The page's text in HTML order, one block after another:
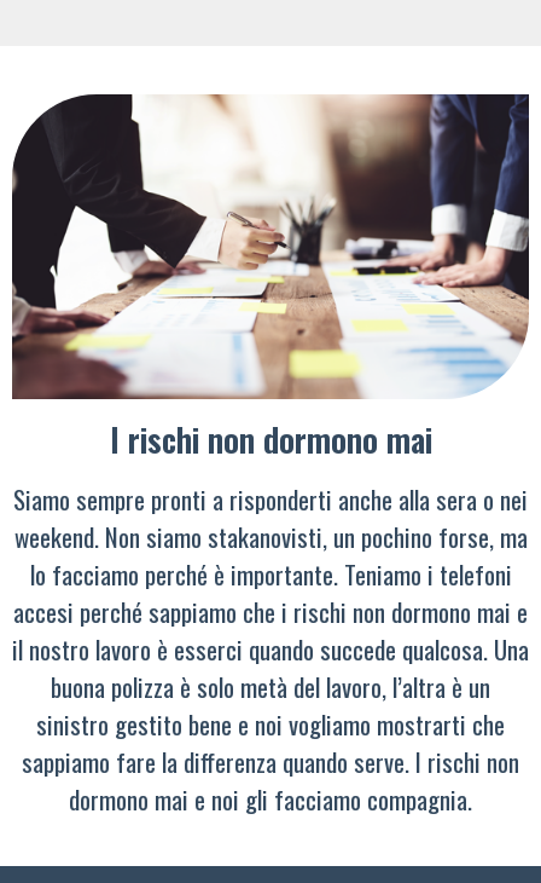
I rischi non dormono mai
Siamo sempre pronti a risponderti anche alla sera o nei
weekend. Non siamo stakanovisti, un pochino forse, ma
lo facciamo perché è importante. Teniamo i telefoni
accesi perché sappiamo che i rischi non dormono mai e
il nostro lavoro è esserci quando succede qualcosa. Una
buona polizza è solo metà del lavoro, l’altra è un
sinistro gestito bene e noi vogliamo mostrarti che
sappiamo fare la differenza quando serve. I rischi non
dormono mai e noi gli facciamo compagnia.